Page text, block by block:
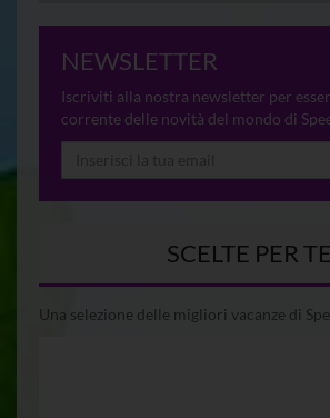
NEWSLETTER
Iscriviti alla nostra newsletter per
corrente delle novità del mondo di
SCELTE PER TE
Una selezione delle migliori vacanze di